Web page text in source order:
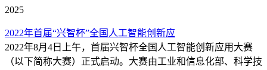
2025
2022年首届“兴智杯”全国人工智能创新应
2022年8月4日上午，首届兴智杯全国人工智能创新应用大赛
（以下简称大赛）正式启动。大赛由工业和信息化部、科学技